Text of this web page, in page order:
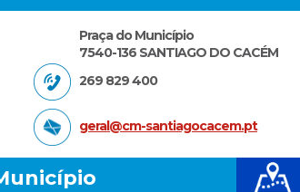
Praça do Município
7540-136 SANTIAGO DO CACÉM
269 829 400
geral@cm-santiagocacem.pt